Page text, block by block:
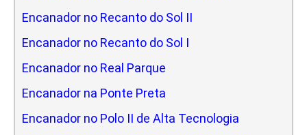
Encanador no Recanto do Sol II
Encanador no Recanto do Sol I
Encanador no Real Parque
Encanador na Ponte Preta
Encanador no Polo II de Alta Tecnologia